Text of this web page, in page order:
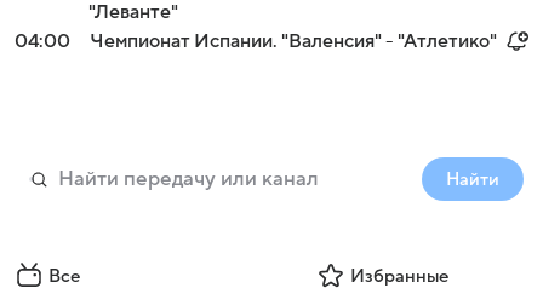
"Леванте"
04:00
Чемпионат Испании. "Валенсия" - "Атлетико"
Найти
Все Избранные